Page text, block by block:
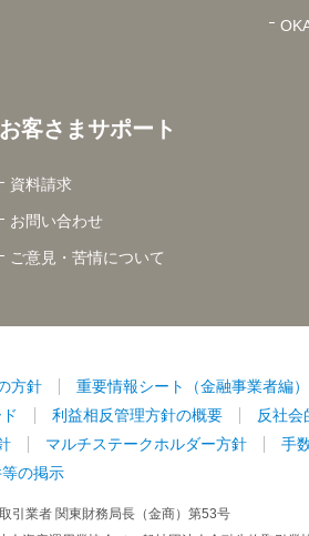
お客さまサポート
資料請求
お問い合わせ
ご意見・苦情について
方針 重要情報シート（金融事業者編）
利益相反管理方針の概要
反社会
マルチステークホルダー方針
手
の掲示
引業者 関東財務局長（金商）第53号